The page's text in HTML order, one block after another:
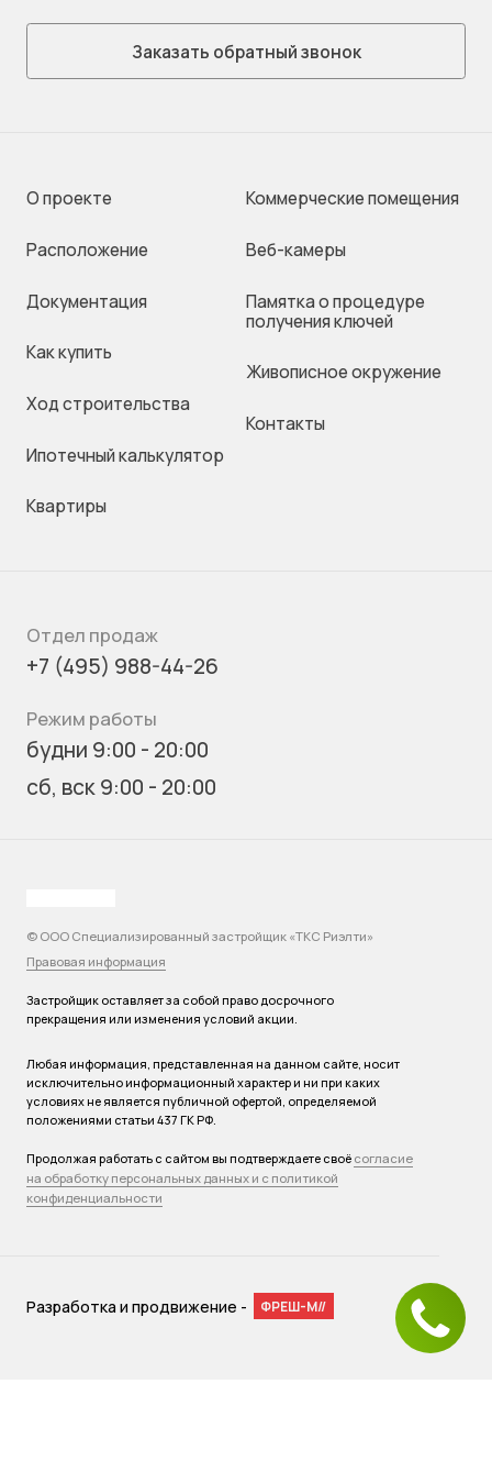
Заказать обратный звонок
О проекте
Раcположение
Документация
Как купить
Ход строительства
Ипотечный калькулятор
Квартиры
Коммерческие помещения
Веб-камеры
Памятка о процедуре
получения ключей
Живописное окружение
Контакты
Отдел продаж
+7 (495) 988-44-26
Режим работы
будни 9:00 - 20:00
сб, вск 9:00 - 20:00
© ООО Специализированный застройщик «ТКС Риэлти»
Правовая информация
Застройщик оставляет за собой право досрочного
прекращения или изменения условий акции.
Любая информация, представленная на данном сайте, носит
исключительно информационный характер и ни при каких
условиях не является публичной офертой, определяемой
положениями статьи 437 ГК РФ.
Продолжая работать с сайтом вы подтверждаете своё согласие
на обработку персональных данных и с политикой
конфиденциальности
Разработка и продвижение - ФРЕШ-М//